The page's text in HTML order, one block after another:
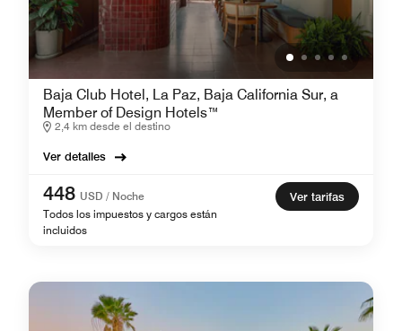
Baja Club Hotel, La Paz, Baja California Sur, a
Member of Design Hotels™
2,4 km desde el destino
Ver detalles
448 USD / Noche
Todos los impuestos y cargos están
incluidos
Ver tarifas